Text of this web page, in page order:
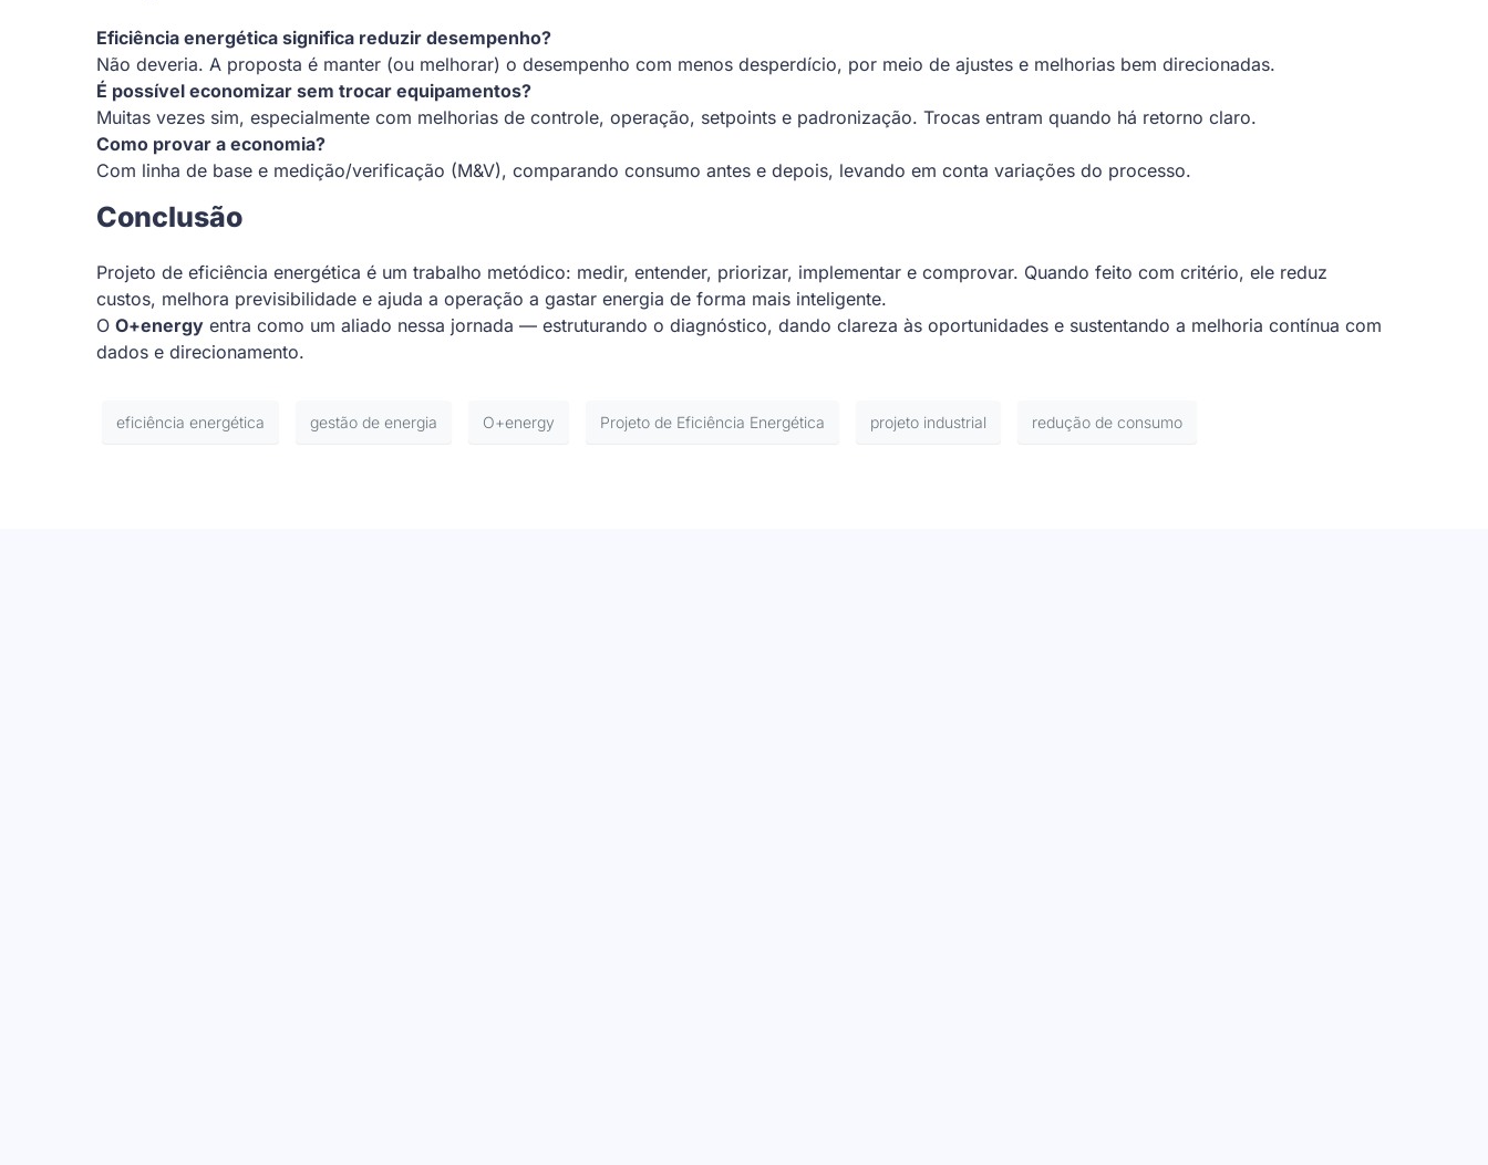
Eficiência energética significa reduzir desempenho?
Não deveria. A proposta é manter (ou melhorar) o desempenho com menos desperdício, por meio de ajustes e melhorias bem direcionadas.
É possível economizar sem trocar equipamentos?
Muitas vezes sim, especialmente com melhorias de controle, operação, setpoints e padronização. Trocas entram quando há retorno claro.
Como provar a economia?
Com linha de base e medição/verificação (M&V), comparando consumo antes e depois, levando em conta variações do processo.
Conclusão
Projeto de eficiência energética é um trabalho metódico: medir, entender, priorizar, implementar e comprovar. Quando feito com critério, ele reduz
custos, melhora previsibilidade e ajuda a operação a gastar energia de forma mais inteligente.
OO+energy entra como um aliado nessa jornada — estruturando o diagnóstico, dando clareza às oportunidades e sustentando a melhoria contínua com
dados e direcionamento.
eficiência energética gestão de energia O+energy Projeto de Eficiência Energética projeto industrial redução de consumo